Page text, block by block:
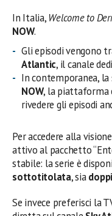
In Italia, Welcome to
NOW.
Gli episodi vengono
Atlantic, il canale
In contemporanea, la
NOW, la piattaforma
rivedere gli episodi
Per accedere alla
attivo al pacchetto
stabile: la serie è
sottotitolata, sia
Se invece preferisci la